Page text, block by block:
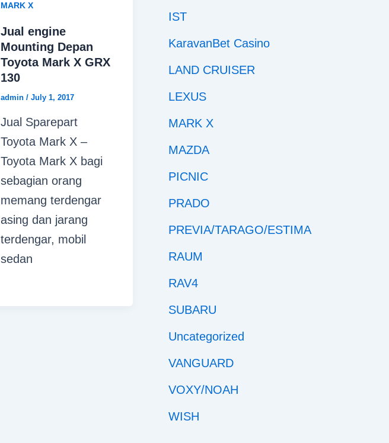
MARK X
Jual engine
Mounting Depan
Toyota Mark X GRX
130
admin / July 1, 2017
Jual Sparepart
Toyota Mark X –
Toyota Mark X bagi
sebagian orang
memang terdengar
asing dan jarang
terdengar, mobil
sedan
IST
KaravanBet Casino
LAND CRUISER
LEXUS
MARK X
MAZDA
PICNIC
PRADO
PREVIA/TARAGO/ESTIMA
RAUM
RAV4
SUBARU
Uncategorized
VANGUARD
VOXY/NOAH
WISH